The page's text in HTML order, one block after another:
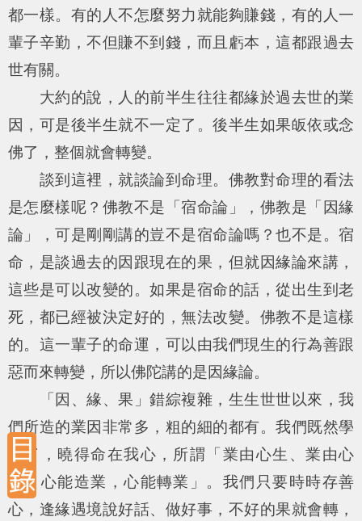
都一樣。有的人不怎麼努力就能夠賺錢，有的人一
輩子辛勤，不但賺不到錢，而且虧本，這都跟過去
世有關。
大約的說，人的前半生往往都緣於過去世的業
因，可是後半生就不一定了。後半生如果皈依或念
佛了，整個就會轉變。
談到這裡，就談論到命理。佛教對命理的看法
是怎麼樣呢？佛教不是「宿命論」，佛教是「因緣
論」，可是剛剛講的豈不是宿命論嗎？也不是。宿
命，是談過去的因跟現在的果，但就因緣論來講，
這些是可以改變的。如果是宿命的話，從出生到老
死，都已經被決定好的，無法改變。佛教不是這樣
的。這一輩子的命運，可以由我們現生的行為善跟
惡而來轉變，所以佛陀講的是因緣論。
「因、緣、果」錯綜複雜，生生世世以來，我
們所造的業因非常多，粗的細的都有。我們既然學
佛了，曉得命在我心，所謂「業由心生、業由心
改；心能造業，心能轉業」。我們只要時時存善
心，逢緣遇境說好話、做好事，不好的果就會轉，